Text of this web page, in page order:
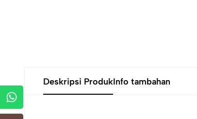
Deskripsi ProdukInfo tambahan